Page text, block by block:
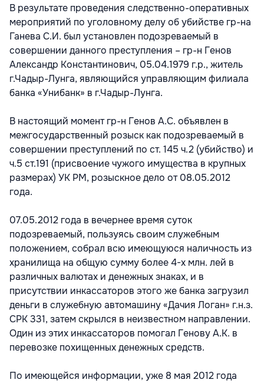
В результате проведения следственно-оперативных
мероприятий по уголовному делу об убийстве гр-на
Ганева С.И. был установлен подозреваемый в
совершении данного преступления – гр-н Генов
Александр Константинович, 05.04.1979 г.р., житель
г.Чадыр-Лунга, являющийся управляющим филиала
банка «Унибанк» в г.Чадыр-Лунга.
В настоящий момент гр-н Генов А.С. объявлен в
межгосударственный розыск как подозреваемый в
совершении преступлений по ст. 145 ч.2 (убийство) и
ч.5 ст.191 (присвоение чужого имущества в крупных
размерах) УК РМ, розыскное дело от 08.05.2012
года.
07.05.2012 года в вечернее время суток
подозреваемый, пользуясь своим служебным
положением, собрал всю имеющуюся наличность из
хранилища на общую сумму более 4-х млн. лей в
различных валютах и денежных знаках, и в
присутствии инкассаторов этого же банка загрузил
деньги в служебную автомашину «Дачия Логан» г.н.з.
СРК 331, затем скрылся в неизвестном направлении.
Один из этих инкассаторов помогал Генову А.К. в
перевозке похищенных денежных средств.
По имеющейся информации, уже 8 мая 2012 года